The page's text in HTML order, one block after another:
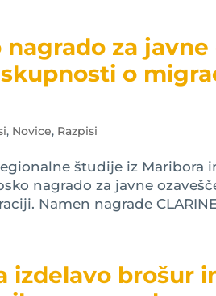
nagrado za
o
, Novice, Razpisi
študije iz Maribora
nagrado za javne
Namen nagrade
izdelavo brošur